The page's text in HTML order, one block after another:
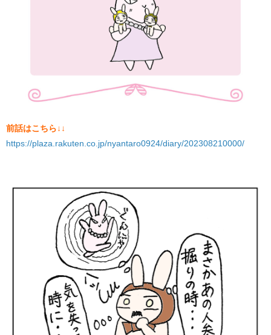
前話はこちら↓↓
https://plaza.rakuten.co.jp/nyantaro0924/diary/202308210000/